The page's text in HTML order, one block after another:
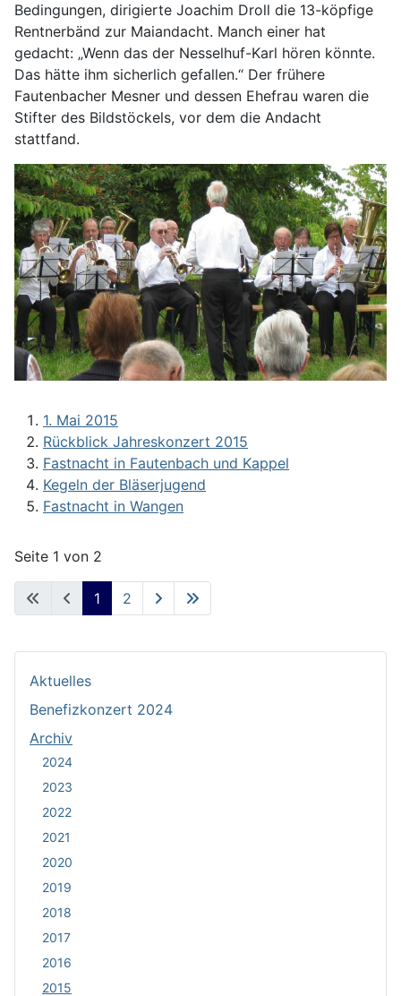
Aktuelles
Benefizkonzert 2024
Archiv
2024
2023
2022
2021
2020
2019
2018
2017
2016
2015
Bedingungen, dirigierte Joachim Droll die 13-köpfige
Rentnerbänd zur Maiandacht. Manch einer hat
gedacht: „Wenn das der Nesselhuf-Karl hören könnte.
Das hätte ihm sicherlich gefallen.“ Der frühere
Fautenbacher Mesner und dessen Ehefrau waren die
Stifter des Bildstöckels, vor dem die Andacht
stattfand.
1. Mai 2015
Rückblick Jahreskonzert 2015
Fastnacht in Fautenbach und Kappel
Kegeln der Bläserjugend
Fastnacht in Wangen
Seite 1 von 2
1 2